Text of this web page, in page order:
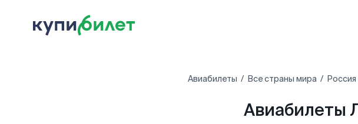
Авиабилеты Все страны мира Россия
Авиабилеты